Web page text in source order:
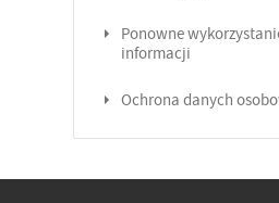
Ponowne
informacji
Ochrona danych